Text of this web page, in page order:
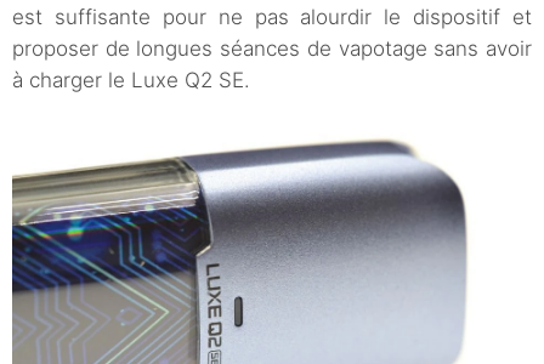
est suffisante pour ne pas alourdir le dispositif et
proposer de longues séances de vapotage sans avoir
à charger le Luxe Q2 SE.